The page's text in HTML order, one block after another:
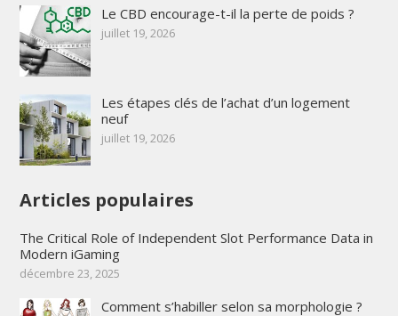
Le CBD encourage-t-il la perte de poids ?
juillet 19, 2026
Les étapes clés de l’achat d’un logement
neuf
juillet 19, 2026
Articles populaires
The Critical Role of Independent Slot Performance Data in
Modern iGaming
décembre 23, 2025
Comment s’habiller selon sa morphologie ?